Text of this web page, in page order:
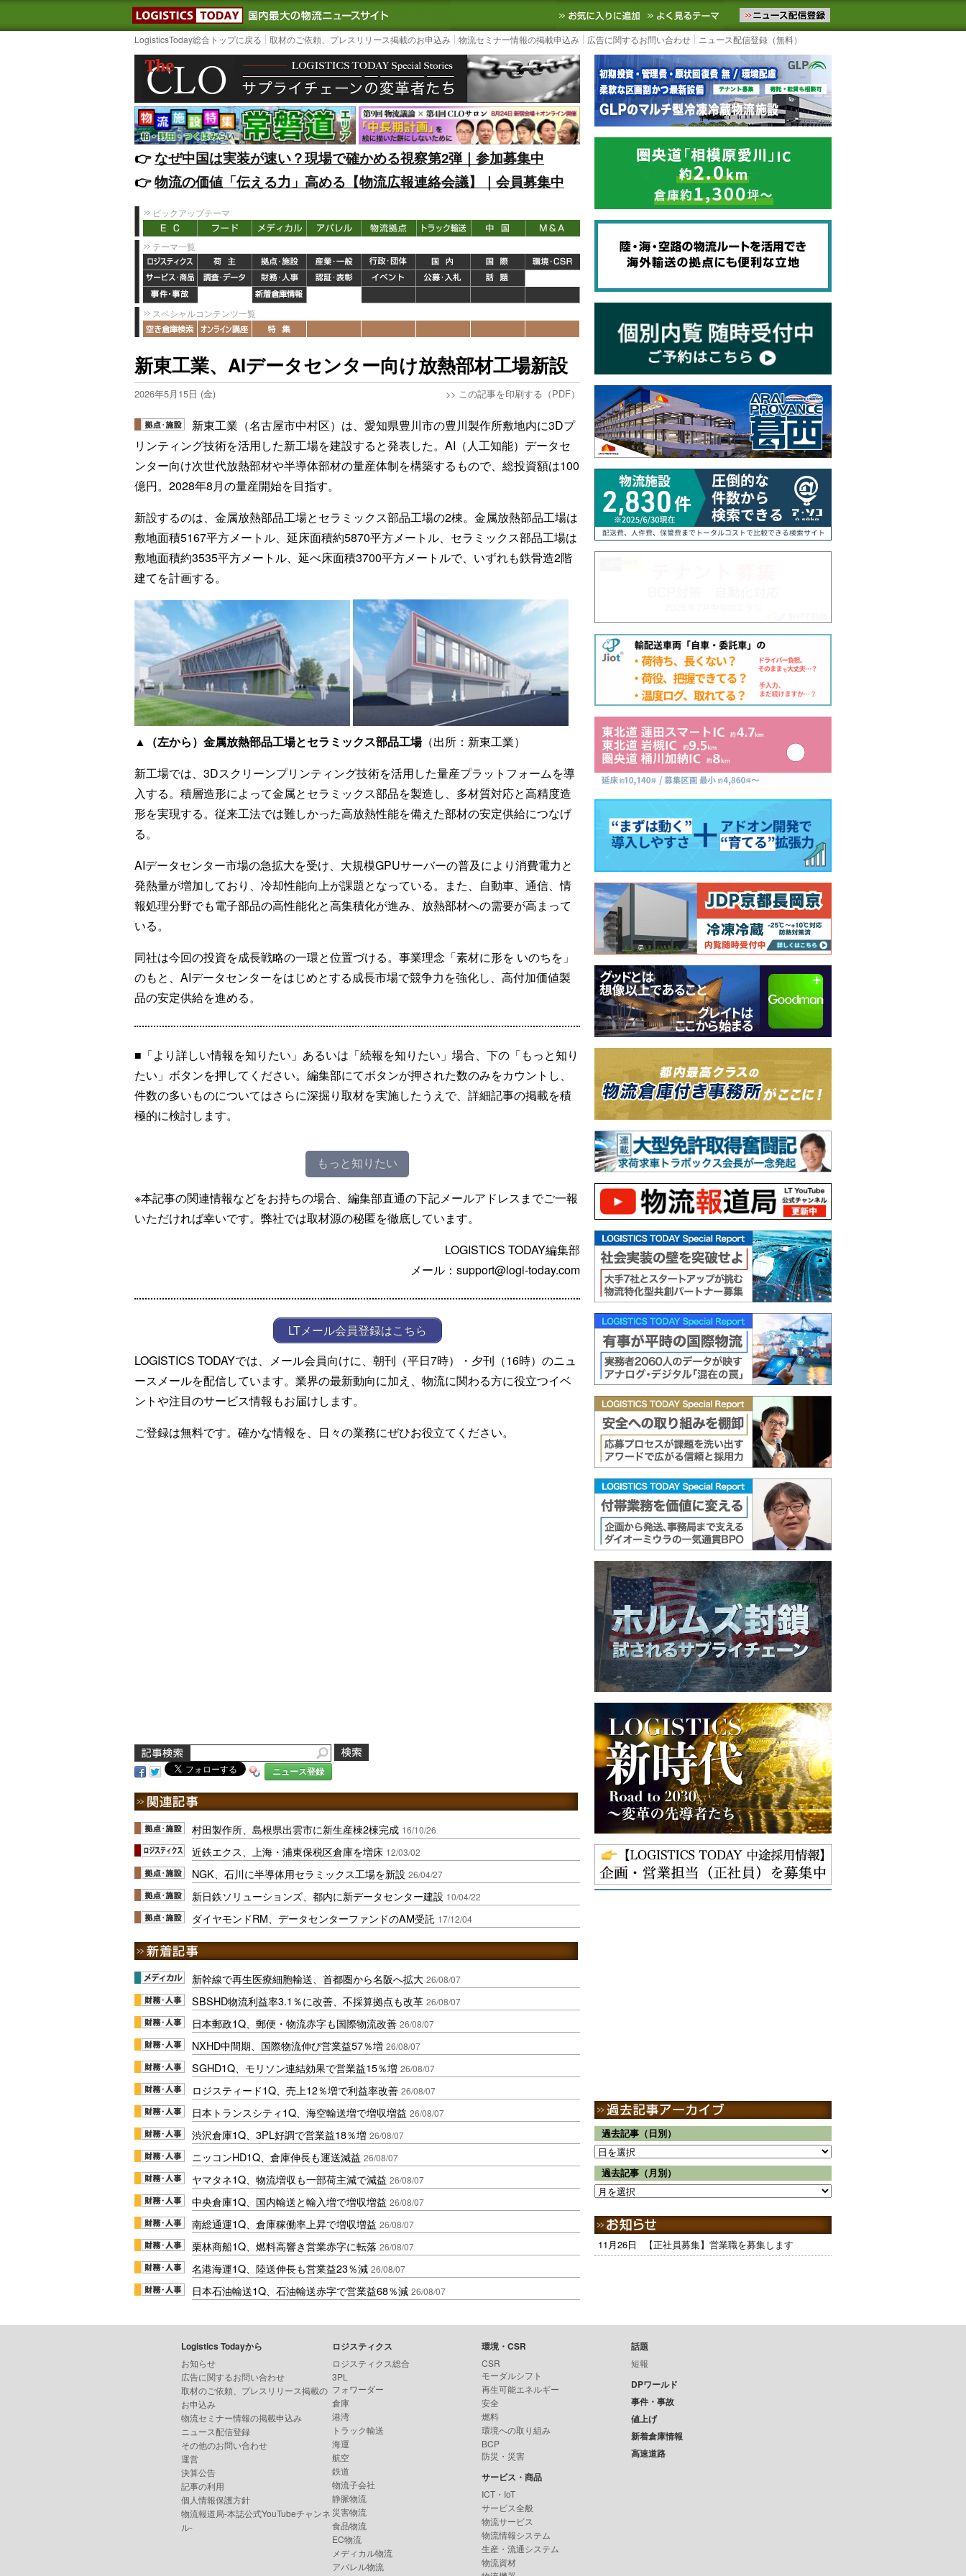
LOGISTICS TODAY｜国内最大の物流ニュースサイト3PL, SCMなど国内外の最新の物流ニュースをお届けします。物流ニュースメール配信を登録す
お気に入りに追加 よく見るテーマ
LogisticsToday総合トップに戻る 取材のご依頼、プレスリリース掲載のお申込み 物流セミナー情報の掲載申込み 広告に関するお問い合わせ ニュース配信登録（無料）
👉️なぜ中国は実装が速い？現場で確かめる視察第2弾｜参加募集中
👉️物流の価値「伝える力」高める【物流広報連絡会議】｜会員募集中
ピックアップテーマ
テーマ一覧
スペシャルコンテンツ一覧
新東工業、AIデータセンター向け放熱部材工場新設
2026年5月15日 (金) >> この記事を印刷する（PDF）
新東工業（名古屋市中村区）は、愛知県豊川市の豊川製作所敷地内に3Dプ
リンティング技術を活用した新工場を建設すると発表した。AI（人工知能）データセ
ンター向け次世代放熱部材や半導体部材の量産体制を構築するもので、総投資額は100
億円。2028年8月の量産開始を目指す。
新設するのは、金属放熱部品工場とセラミックス部品工場の2棟。金属放熱部品工場は
敷地面積5167平方メートル、延床面積約5870平方メートル、セラミックス部品工場は
敷地面積約3535平方メートル、延べ床面積3700平方メートルで、いずれも鉄骨造2階
建てを計画する。
▲（左から）金属放熱部品工場とセラミックス部品工場（出所：新東工業）
新工場では、3Dスクリーンプリンティング技術を活用した量産プラットフォームを導
入する。積層造形によって金属とセラミックス部品を製造し、多材質対応と高精度造
形を実現する。従来工法では難しかった高放熱性能を備えた部材の安定供給につなげ
る。
AIデータセンター市場の急拡大を受け、大規模GPUサーバーの普及により消費電力と
発熱量が増加しており、冷却性能向上が課題となっている。また、自動車、通信、情
報処理分野でも電子部品の高性能化と高集積化が進み、放熱部材への需要が高まって
いる。
同社は今回の投資を成長戦略の一環と位置づける。事業理念「素材に形を いのちを」
のもと、AIデータセンターをはじめとする成長市場で競争力を強化し、高付加価値製
品の安定供給を進める。
■「より詳しい情報を知りたい」あるいは「続報を知りたい」場合、下の「もっと知り
たい」ボタンを押してください。編集部にてボタンが押された数のみをカウントし、
件数の多いものについてはさらに深掘り取材を実施したうえで、詳細記事の掲載を積
極的に検討します。
もっと知りたい
※本記事の関連情報などをお持ちの場合、編集部直通の下記メールアドレスまでご一報
いただければ幸いです。弊社では取材源の秘匿を徹底しています。
LOGISTICS TODAY編集部
メール：support@logi-today.com
LTメール会員登録はこちら
LOGISTICS TODAYでは、メール会員向けに、朝刊（平日7時）・夕刊（16時）のニュ
ースメールを配信しています。業界の最新動向に加え、物流に関わる方に役立つイベ
ントや注目のサービス情報もお届けします。
ご登録は無料です。確かな情報を、日々の業務にぜひお役立てください。
ニュース登録
村田製作所、島根県出雲市に新生産棟2棟完成 16/10/26
近鉄エクス、上海・浦東保税区倉庫を増床 12/03/02
NGK、石川に半導体用セラミックス工場を新設 26/04/27
新日鉄ソリューションズ、都内に新データセンター建設 10/04/22
ダイヤモンドRM、データセンターファンドのAM受託 17/12/04
新幹線で再生医療細胞輸送、首都圏から名阪へ拡大 26/08/07
SBSHD物流利益率3.1％に改善、不採算拠点も改革 26/08/07
日本郵政1Q、郵便・物流赤字も国際物流改善 26/08/07
NXHD中間期、国際物流伸び営業益57％増 26/08/07
SGHD1Q、モリソン連結効果で営業益15％増 26/08/07
ロジスティード1Q、売上12％増で利益率改善 26/08/07
日本トランスシティ1Q、海空輸送増で増収増益 26/08/07
渋沢倉庫1Q、3PL好調で営業益18％増 26/08/07
ニッコンHD1Q、倉庫伸長も運送減益 26/08/07
ヤマタネ1Q、物流増収も一部荷主減で減益 26/08/07
中央倉庫1Q、国内輸送と輸入増で増収増益 26/08/07
南総通運1Q、倉庫稼働率上昇で増収増益 26/08/07
栗林商船1Q、燃料高響き営業赤字に転落 26/08/07
名港海運1Q、陸送伸長も営業益23％減 26/08/07
日本石油輸送1Q、石油輸送赤字で営業益68％減 26/08/07
過去記事（日別）
過去記事（月別）
11月26日 【正社員募集】営業職を募集します
Logistics Todayから
お知らせ
広告に関するお問い合わせ
取材のご依頼、プレスリリース掲載の
お申込み
物流セミナー情報の掲載申込み
ニュース配信登録
その他のお問い合わせ
運営
決算公告
記事の利用
個人情報保護方針
物流報道局-本誌公式YouTubeチャンネ
ル-
ロジスティクス
ロジスティクス総合
3PL
フォワーダー
倉庫
港湾
トラック輸送
海運
航空
鉄道
物流子会社
静脈物流
災害物流
食品物流
EC物流
メディカル物流
アパレル物流
環境・CSR
CSR
モーダルシフト
再生可能エネルギー
安全
燃料
環境への取り組み
BCP
防災・災害
サービス・商品
ICT・IoT
サービス全般
物流サービス
物流情報システム
生産・流通システム
物流資材
話題
短報
DPワールド
事件・事故
値上げ
新着倉庫情報
高速道路